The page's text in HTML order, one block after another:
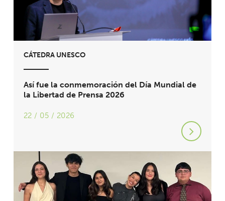
CÁTEDRA UNESCO
Así fue la conmemoración del Día Mundial de
la Libertad de Prensa 2026
22 / 05 / 2026